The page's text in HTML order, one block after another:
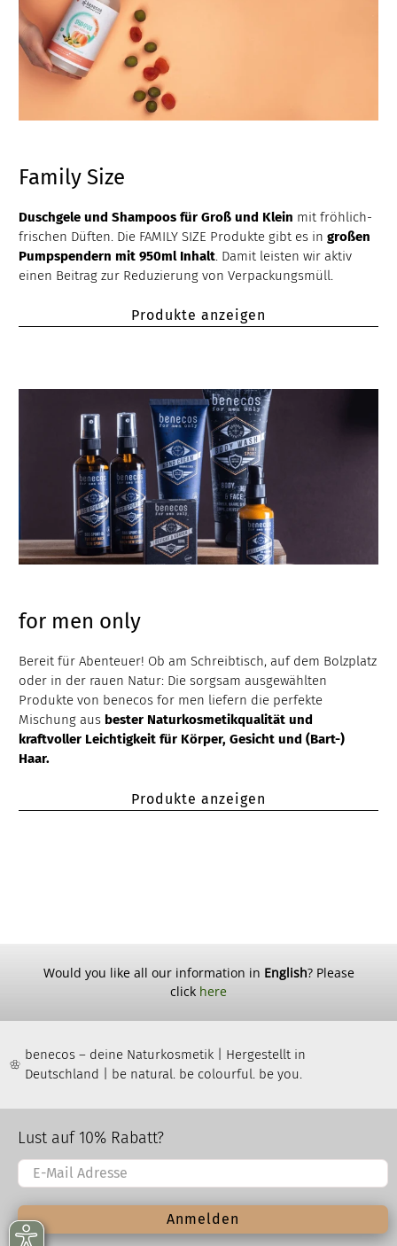
Family Size
Duschgele und Shampoos für Groß und Klein mit fröhlich-
frischen Düften. Die FAMILY SIZE Produkte gibt es ingroßen
Pumpspendern mit 950ml Inhalt. Damit leisten wir aktiv
einen Beitrag zur Reduzierung von Verpackungsmüll.
Produkte anzeigen
for men only
Bereit für Abenteuer! Ob am Schreibtisch, auf dem Bolzplatz
oder in der rauen Natur: Die sorgsam ausgewählten
Produkte von benecos for men liefern die perfekte
Mischung aus bester Naturkosmetikqualität und
kraftvoller Leichtigkeit für Körper, Gesicht und (Bart-)
Haar.
Produkte anzeigen
Would you like all our information in English? Please
click here
benecos – deine Naturkosmetik | Hergestellt in
Deutschland | be natural. be colourful. be you.
Lust auf 10% Rabatt?
Anmelden